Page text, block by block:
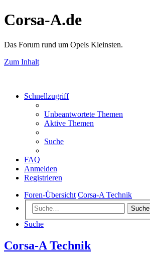
Corsa-A.de
Das Forum rund um Opels Kleinsten.
Zum Inhalt
Schnellzugriff
Unbeantwortete Themen
Aktive Themen
Suche
FAQ
Anmelden
Registrieren
Foren-Übersicht Corsa-A Technik
Suche
Suche
Corsa-A Technik